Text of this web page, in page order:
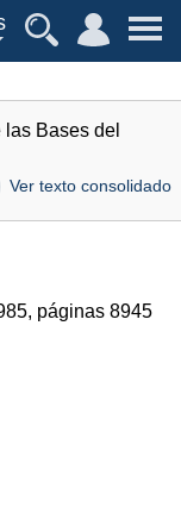
Bases del
Ver texto consolidado
páginas 8945